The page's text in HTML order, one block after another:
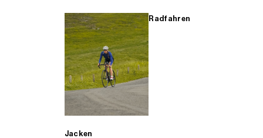
Radfahren
Jacken